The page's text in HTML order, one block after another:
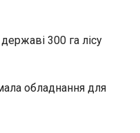
300 га лісу
обладнання для